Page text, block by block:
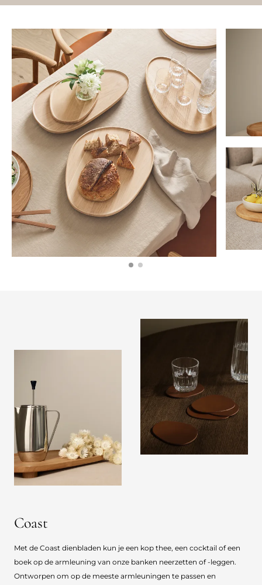
Coast
Met de Coast dienbladen kun je een kop thee, een cocktail of een
boek op de armleuning van onze banken neerzetten of -leggen.
Ontworpen om op de meeste armleuningen te passen en